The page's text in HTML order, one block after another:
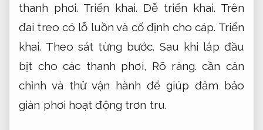
thanh phơi. Triển khai. Dễ triển khai. Trên
đai treo có lỗ luồn và cố định cho cáp. Triển
khai. Theo sát từng bước. Sau khi lắp đầu
bịt cho các thanh phơi, Rõ ràng. cần căn
chỉnh và thử vận hành để giúp đảm bảo
giàn phơi hoạt động trơn tru.